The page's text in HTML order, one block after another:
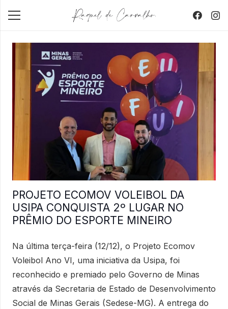
PROJETO ECOMOV VOLEIBOL DA
USIPA CONQUISTA 2º LUGAR NO
PRÊMIO DO ESPORTE MINEIRO
Na última terça-feira (12/12), o Projeto Ecomov
Voleibol Ano VI, uma iniciativa da Usipa, foi
reconhecido e premiado pelo Governo de Minas
através da Secretaria de Estado de Desenvolvimento
Social de Minas Gerais (Sedese-MG). A entrega do